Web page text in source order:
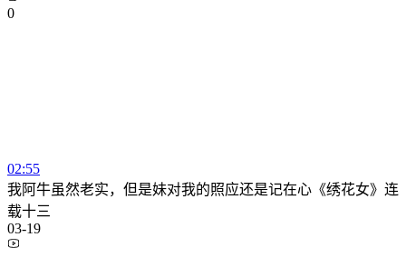
0
02:55
我阿牛虽然老实，但是妹对我的照应还是记在心《绣花女》连
载十三
03-19